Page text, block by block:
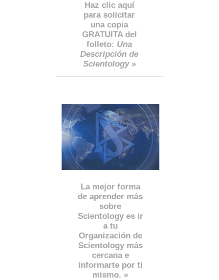
Haz clic aquí
para solicitar
una copia
GRATUITA del
folleto: Una
Descripción de
Scientology»
La mejor forma
de aprender más
sobre
Scientology es ir
a tu
Organización de
Scientology más
cercana e
informarte por ti
mismo. »